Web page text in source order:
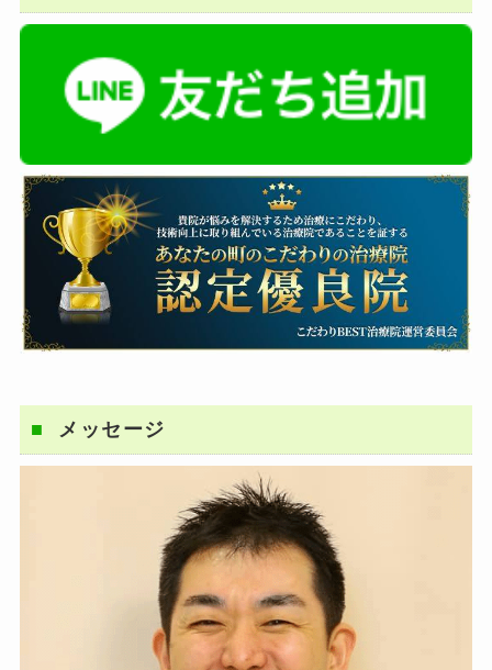
メッセージ